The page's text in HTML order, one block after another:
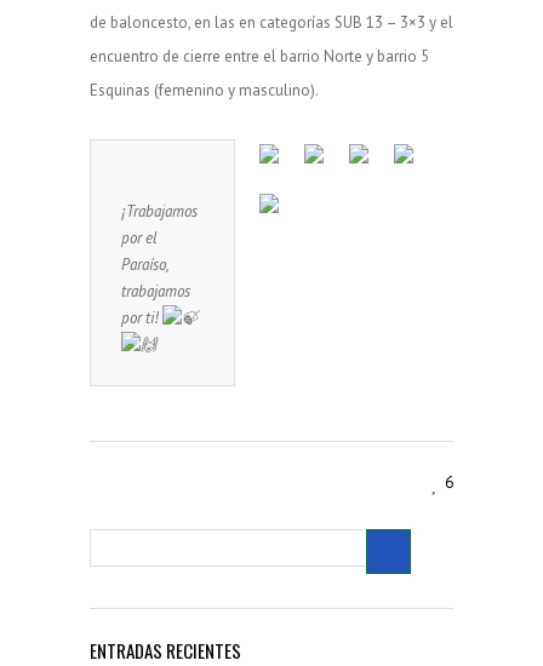
de baloncesto, en las en categorías SUB 13 – 3×3 y el
encuentro de cierre entre el barrio Norte y barrio 5
Esquinas (femenino y masculino).
¡Trabajamos
por el
Paraíso,
trabajamos
por ti!
6
ENTRADAS RECIENTES